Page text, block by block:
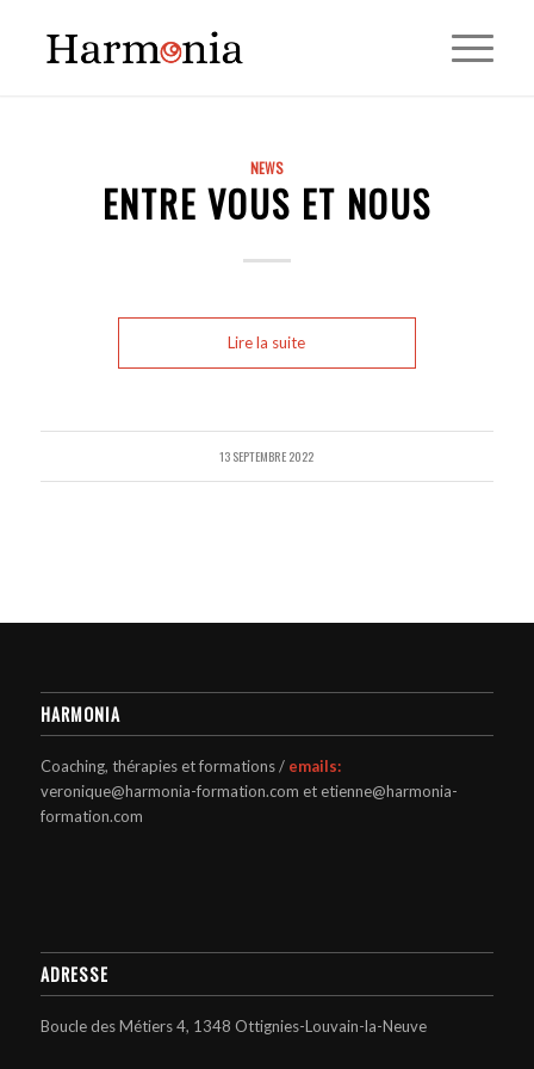
NEWS
ENTRE VOUS ET NOUS
Lire la suite
13 SEPTEMBRE 2022
HARMONIA
Coaching, thérapies et formations / emails:
veronique@harmonia-formation.com et etienne@harmonia-
formation.com
ADRESSE
Boucle des Métiers 4, 1348 Ottignies-Louvain-la-Neuve